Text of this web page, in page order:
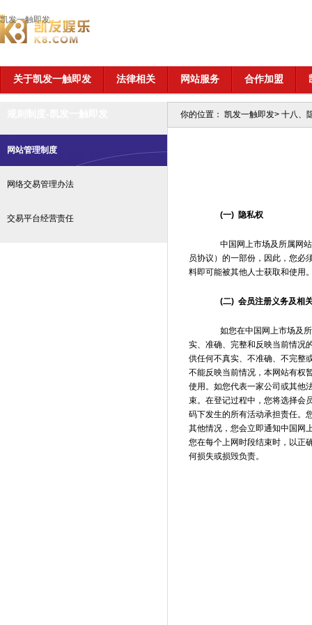
凯发一触即发
关于凯发一触即发 法律相关 网站服务 合作加盟
网站管理制度
网络交易管理办法
交易平台经营责任
你的位置： 凯发一触即发> 十八、
(一) 隐私权
中国网上市场及所属网站
员协议）的一部份，因此，您必
料即可能被其他人士获取和使用
(二) 会员注册义务及相
如您在中国网上市场及所
实、准确、完整和反映当前情况
供任何不真实、不准确、不完整
不能反映当前情况，本网站有权
使用。如您代表一家公司或其他
束。在登记过程中，您将选择会
码下发生的所有活动承担责任。
其他情况，您会立即通知中国网
您在每个上网时段结束时，以正
何损失或损毁负责。